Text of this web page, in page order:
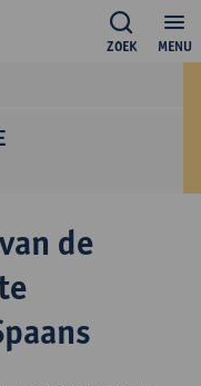
MENU
ZOEK
de